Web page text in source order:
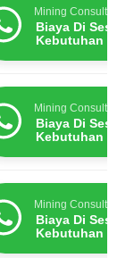
Mining Consultants
Biaya Di
Kebutuhan
Mining Consultants
Biaya Di
Kebutuhan
Mining Consultants
Biaya Di
Kebutuhan